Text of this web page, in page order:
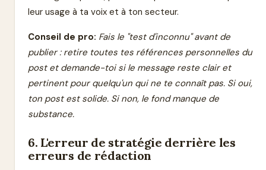
leur usage à ta voix et à ton secteur.
Conseil de pro: Fais le "test d'inconnu" avant de
publier : retire toutes tes références personnelles du
post et demande-toi si le message reste clair et
pertinent pour quelqu'un qui ne te connaît pas. Si oui,
ton post est solide. Si non, le fond manque de
substance.
6. L'erreur de stratégie derrière les
erreurs de rédaction